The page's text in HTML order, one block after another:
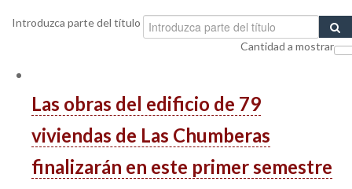
Introduzca parte del título
Cantidad a mostrar
Las obras del edificio de 79
viviendas de Las Chumberas
finalizarán en este primer semestre